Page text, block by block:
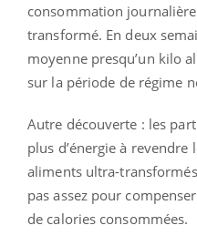
consommation
transformé. En deux
moyenne presqu’un kilo
sur la période de régime
Autre découverte : les
plus d’énergie à
aliments ultra-
pas assez pour
de calories consommées.